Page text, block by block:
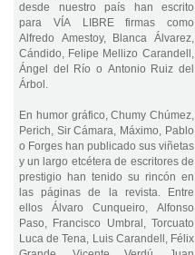
desde nuestro país han escrito
para VÍA LIBRE firmas como
Alfredo Amestoy, Blanca Álvarez,
Cándido, Felipe Mellizo Carandell,
Ángel del Río o Antonio Ruiz del
Árbol.
En humor gráfico, Chumy Chúmez,
Perich, Sir Cámara, Máximo, Pablo
o Forges han publicado sus viñetas
y un largo etcétera de escritores de
prestigio han tenido su rincón en
las páginas de la revista. Entre
ellos Álvaro Cunqueiro, Alfonso
Paso, Francisco Umbral, Torcuato
Luca de Tena, Luis Carandell, Félix